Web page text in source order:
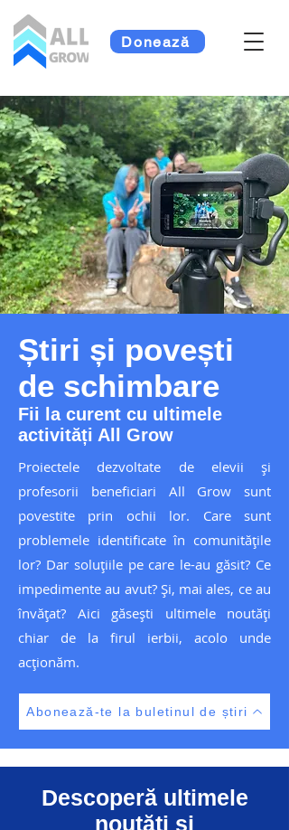
Donează
Știri și povești
de schimbare
Fii la curent cu ultimele
activități All Grow
Proiectele dezvoltate de elevii și
profesorii beneficiari All Grow sunt
povestite prin ochii lor. Care sunt
problemele identificate în comunitățile
lor? Dar soluțiile pe care le-au găsit? Ce
impedimente au avut? Și, mai ales, ce au
învățat? Aici găsești ultimele noutăți
chiar de la firul ierbii, acolo unde
acționăm.
Abonează-te la buletinul de știri
Descoperă ultimele
noutăți și